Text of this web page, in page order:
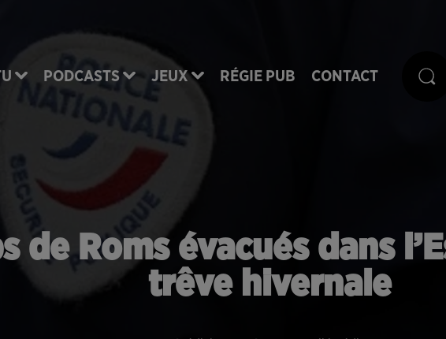
PODCASTS JEUX RÉGIE PUB CONTACT
de Roms évacués dans
trêve hivernale